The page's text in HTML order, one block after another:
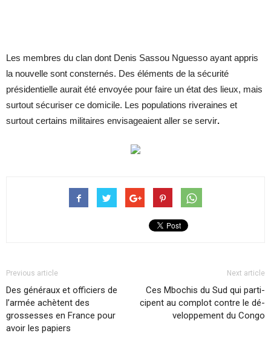
Les membres du clan dont Denis Sassou Nguesso ayant appris
la nouvelle sont consternés. Des éléments de la sécurité
présidentielle aurait été envoyée pour faire un état des lieux, mais
surtout sécuriser ce domicile. Les populations riveraines et
surtout certains militaires envisageaient aller se servir.
Previous article
Des généraux et officiers de
l’armée achètent des
grossesses en France pour
avoir les papiers
Next article
Ces Mbo­chis du Sud qui par­ti­
cipent au com­plot contre le dé­
ve­lop­pe­ment du Congo